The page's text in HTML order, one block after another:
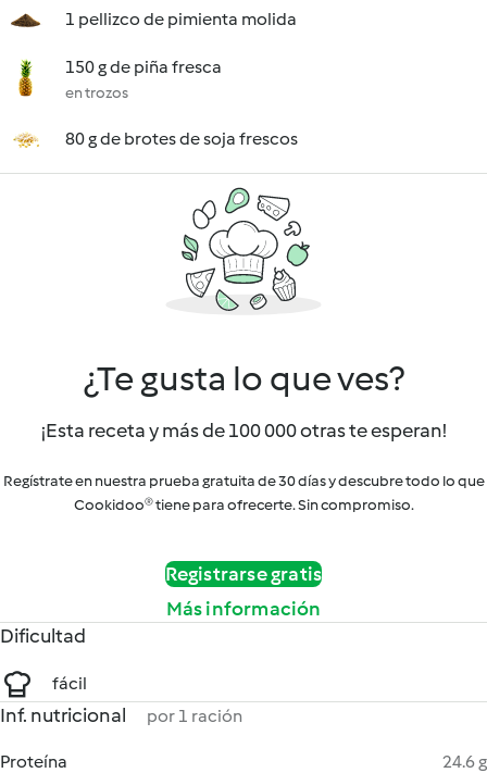
1 pellizco de pimienta molida
150 g de piña fresca
en trozos
80 g de brotes de soja frescos
¿Te gusta lo que ves?
¡Esta receta y más de 100 000 otras te esperan!
Regístrate en nuestra prueba gratuita de 30 días y descubre todo lo que
Cookidoo® tiene para ofrecerte. Sin compromiso.
Registrarse gratis
Más información
Dificultad
fácil
Inf. nutricional por 1 ración
Proteína
24.6 g